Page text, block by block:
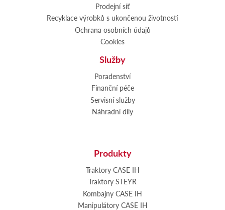
Prodejní síť
Recyklace výrobků s ukončenou životností
Ochrana osobních údajů
Cookies
Služby
Poradenství
Finanční péče
Servisní služby
Náhradní díly
Produkty
Traktory CASE IH
Traktory STEYR
Kombajny CASE IH
Manipulátory CASE IH